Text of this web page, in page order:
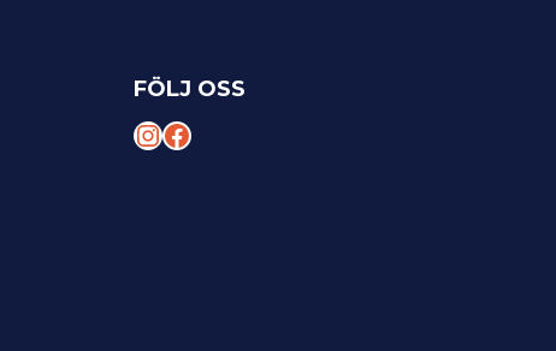
FÖLJ OSS
I F